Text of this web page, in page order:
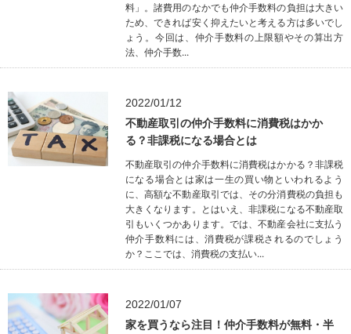
料」。諸費用のなかでも仲介手数料の負担は大きい
ため、できれば安く抑えたいと考える方は多いでし
ょう。今回は、仲介手数料の上限額やその算出方
法、仲介手数...
2022/01/12
不動産取引の仲介手数料に消費税はかか
る？非課税になる場合とは
不動産取引の仲介手数料に消費税はかかる？非課税
になる場合とは家は一生の買い物といわれるよう
に、高額な不動産取引では、その分消費税の負担も
大きくなります。とはいえ、非課税になる不動産取
引もいくつかあります。では、不動産会社に支払う
仲介手数料には、消費税が課税されるのでしょう
か？ここでは、消費税の支払い...
2022/01/07
家を買うなら注目！仲介手数料が無料・半